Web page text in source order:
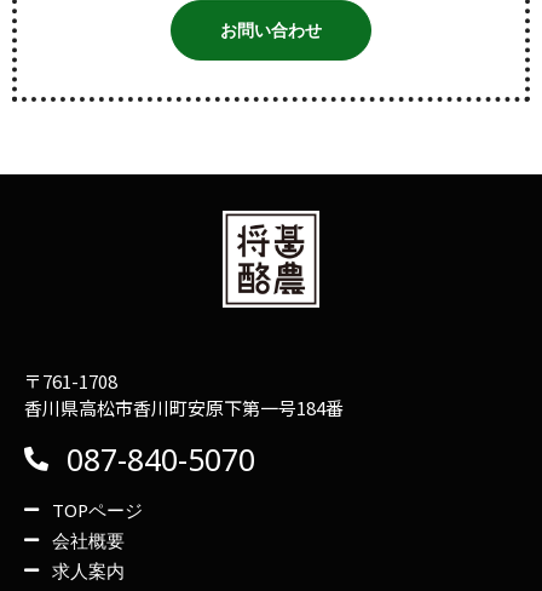
お問い合わせ
〒761-1708
香川県高松市香川町安原下第一号184番
087-840-5070
TOPページ
会社概要
求人案内